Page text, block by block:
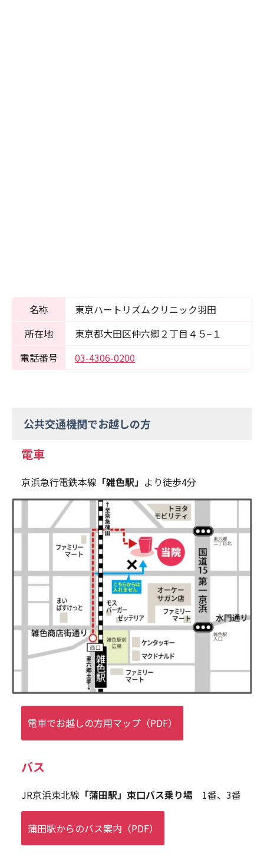
名称
東京ハートリズムクリニック羽田
所在地
東京都大田区仲六郷２丁目４５−１
電話番号
03-4306-0200
公共交通機関でお越しの方
電車
京浜急行電鉄本線 「雑色駅」 より徒歩4分
電車でお越しの方用マップ（PDF）
バス
JR京浜東北線 「蒲田駅」東口バス乗り場 1番、3番
蒲田駅からのバス案内（PDF）